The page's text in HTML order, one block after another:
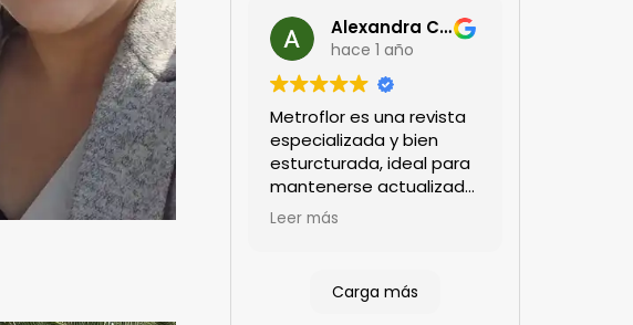
Alexandra Castillo
hace 1 año
Metroflor es una revista
especializada y bien
esturcturada, ideal para
mantenerse actualizado
en el sector floricultor.
estratégica, las
Leer más
Carga más